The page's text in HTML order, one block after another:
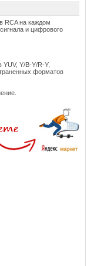
RCA на каждом
и цифрового
Y/B-Y/R-Y,
форматов